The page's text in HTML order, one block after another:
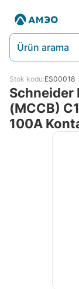
Ürün arama
Stok kodu:ES00018
Schneider
(MCCB)
100A